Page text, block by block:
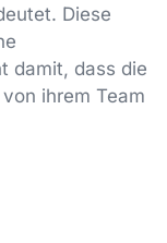
Diese
damit, dass die
ihrem Team